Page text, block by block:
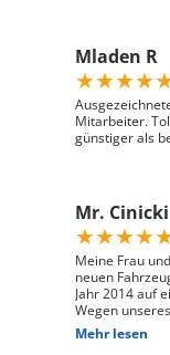
und
angenehm
und
erhalten, wie
Züri West
bedanke mich
Mladen R
★★★★
Mitarbeiter. Tolle
günstiger als
Mr. Cinicki
★★★★
Meine Frau
neuen
Jahr 2014 auf
Wegen
wichtig, dass
vorhanden ist
Mehr lesen